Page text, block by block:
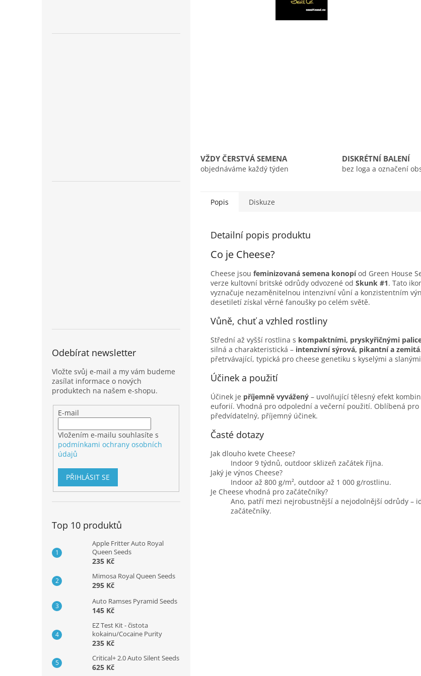
Odebírat newsletter
Vložte svůj e-mail a my vám budeme
zasílat informace o nových
produktech na našem e-shopu.
E-mail
Vložením e-mailu souhlasíte s
podmínkami ochrany osobních
údajů
PŘIHLÁSIT SE
Top 10 produktů
Apple Fritter Auto Royal
Queen Seeds
235 Kč
Mimosa Royal Queen Seeds
295 Kč
Auto Ramses Pyramid Seeds
145 Kč
EZ Test Kit - čistota
kokainu/Cocaine Purity
235 Kč
Critical+ 2.0 Auto Silent Seeds
625 Kč
VŽDY ČERSTVÁ SEMENA
objednáváme každý týden
DISKRÉTNÍ BALENÍ
bez loga a označení
Popis Diskuze
Detailní popis produktu
Co je Cheese?
Cheese jsou feminizovaná semena konopíod Green House
verze kultovní britské odrůdy odvozené od Skunk #1. Tato
vyznačuje nezaměnitelnou intenzivní vůní a konzistentním
desetiletí získal věrné fanoušky po celém světě.
Vůně, chuť a vzhled rostliny
Střední až vyšší rostlina s kompaktními, pryskyřičnými
silná a charakteristická – intenzivní sýrová, pikantní a zemitá
přetrvávající, typická pro cheese genetiku s kyselými a
Účinek a použití
Účinek je příjemně vyvážený – uvolňující tělesný efekt
euforií. Vhodná pro odpolední a večerní použití. Oblíbená pro
předvídatelný, příjemný účinek.
Časté dotazy
Jak dlouho kvete Cheese?
Indoor 9 týdnů, outdoor sklizeň začátek října.
Jaký je výnos Cheese?
Indoor až 800 g/m², outdoor až 1 000 g/rostlinu.
Je Cheese vhodná pro začátečníky?
Ano, patří mezi nejrobustnější a nejodolnější odrůdy –
začátečníky.